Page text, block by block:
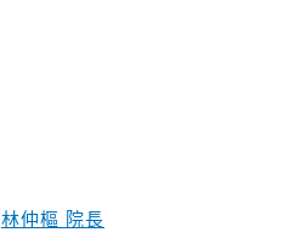
林仲樞 院長